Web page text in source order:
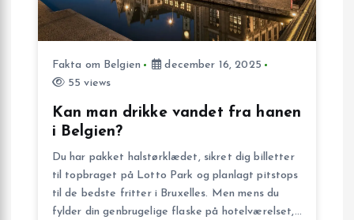
Fakta om Belgien
december 16, 2025
55 views
Kan man drikke vandet fra hanen
i Belgien?
Du har pakket halstørklædet, sikret dig billetter
til topbraget på Lotto Park og planlagt pitstops
til de bedste fritter i Bruxelles. Men mens du
fylder din genbrugelige flaske på hotelværelset,…